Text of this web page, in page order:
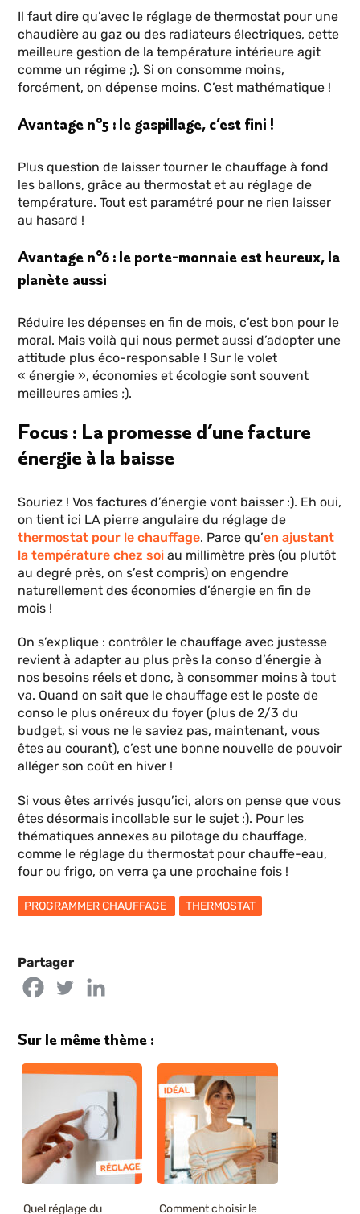
Il faut dire qu’avec le réglage de thermostat pour une
chaudière au gaz ou des radiateurs électriques, cette
meilleure gestion de la température intérieure agit
comme un régime ;). Si on consomme moins,
forcément, on dépense moins. C’est mathématique !
Avantage n°5 : le gaspillage, c’est fini !
Plus question de laisser tourner le chauffage à fond
les ballons, grâce au thermostat et au réglage de
température. Tout est paramétré pour ne rien laisser
au hasard !
Avantage n°6 : le porte-monnaie est heureux, la
planète aussi
Réduire les dépenses en fin de mois, c’est bon pour le
moral. Mais voilà qui nous permet aussi d’adopter une
attitude plus éco-responsable ! Sur le volet
« énergie », économies et écologie sont souvent
meilleures amies ;).
Focus : La promesse d’une facture
énergie à la baisse
Souriez ! Vos factures d’énergie vont baisser :). Eh oui,
on tient ici LA pierre angulaire du réglage de
thermostat pour le chauffage. Parce qu’en ajustant
la température chez soiau millimètre près (ou plutôt
au degré près, on s’est compris) on engendre
naturellement des économies d’énergie en fin de
mois !
On s’explique : contrôler le chauffage avec justesse
revient à adapter au plus près la conso d’énergie à
nos besoins réels et donc, à consommer moins à tout
va. Quand on sait que le chauffage est le poste de
conso le plus onéreux du foyer (plus de 2/3 du
budget, si vous ne le saviez pas, maintenant, vous
êtes au courant), c’est une bonne nouvelle de pouvoir
alléger son coût en hiver !
Si vous êtes arrivés jusqu’ici, alors on pense que vous
êtes désormais incollable sur le sujet :). Pour les
thématiques annexes au pilotage du chauffage,
comme le réglage du thermostat pour chauffe-eau,
four ou frigo, on verra ça une prochaine fois !
PROGRAMMER CHAUFFAGE THERMOSTAT
Partager
Sur le même thème :
Quel réglage du Comment choisir le